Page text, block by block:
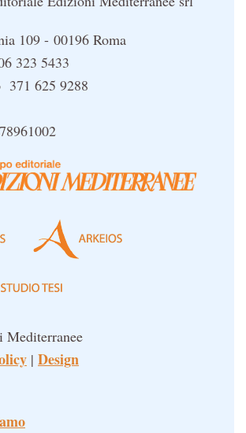
109 - 00196 Roma
323 5433
371 625 9288
| Design